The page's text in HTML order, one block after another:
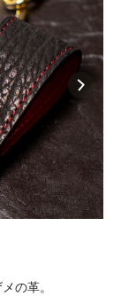
の革。